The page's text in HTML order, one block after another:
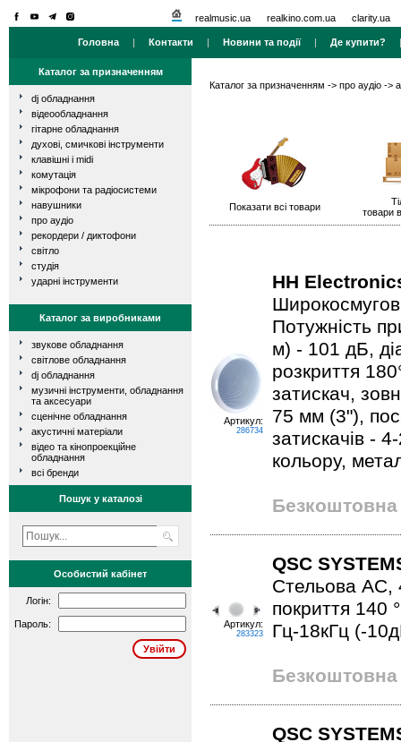
realmusic.ua realkino.com.ua clarity.ua
Головна | Контакти | Новини та події| Де купити?
Каталог за призначенням
dj обладнання
відеообладнання
гітарне обладнання
духові, смичкові інструменти
клавішні і midi
комутація
мікрофони та радіосистеми
навушники
про аудіо
рекордери / диктофони
світло
студія
ударні інструменти
Каталог за виробниками
звукове обладнання
світлове обладнання
dj обладнання
музичні інструменти, обладнання
та аксесуари
сценічне обладнання
акустичні матеріали
відео та кінопроекційне
обладнання
всі бренди
Пошук у каталозі
Особистий кабінет
Логін:
Пароль:
Каталог за призначенням -> про аудіо ->
Показати всі товари
товари
Артикул:
286734
HH
Потужність
м) - 101 дБ,
розкриття
затискач,
75 мм (3"),
затискачів -
кольору,
Безкоштовна
Артикул:
283323
QSC
Стельова АС,
покриття 140
Гц-18кГц (-
Безкоштовна
QSC